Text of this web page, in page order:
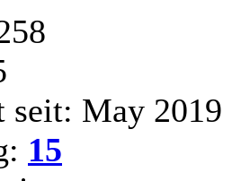
seit: May 2019
15